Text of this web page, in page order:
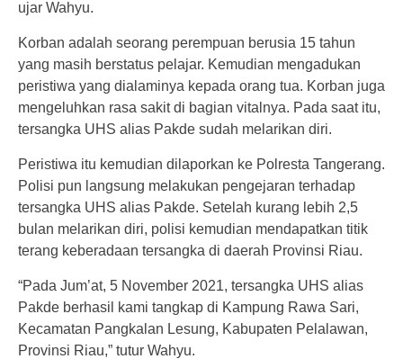
ujar Wahyu.
Korban adalah seorang perempuan berusia 15 tahun
yang masih berstatus pelajar. Kemudian mengadukan
peristiwa yang dialaminya kepada orang tua. Korban juga
mengeluhkan rasa sakit di bagian vitalnya. Pada saat itu,
tersangka UHS alias Pakde sudah melarikan diri.
Peristiwa itu kemudian dilaporkan ke Polresta Tangerang.
Polisi pun langsung melakukan pengejaran terhadap
tersangka UHS alias Pakde. Setelah kurang lebih 2,5
bulan melarikan diri, polisi kemudian mendapatkan titik
terang keberadaan tersangka di daerah Provinsi Riau.
“Pada Jum’at, 5 November 2021, tersangka UHS alias
Pakde berhasil kami tangkap di Kampung Rawa Sari,
Kecamatan Pangkalan Lesung, Kabupaten Pelalawan,
Provinsi Riau,” tutur Wahyu.